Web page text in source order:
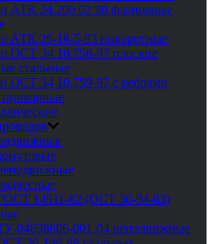
АТК 24.200 02 90 фланцевые
АТК 26-18-5-93 поворотные
ОСТ 34 10.758-97 плоские
стальные
ОСТ 34 10.759-97 с ребрами
приварные
14911-82 (ОСТ 36-94-83)
04698606-001-04 неподвижные